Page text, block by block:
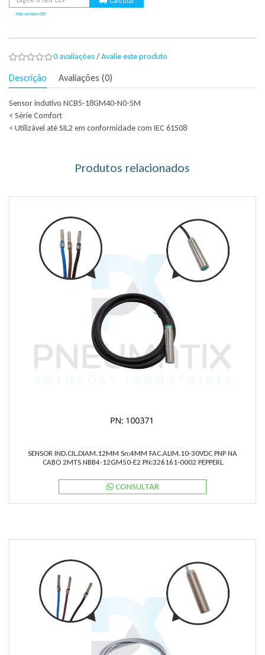
Não sei meu CEP
0 avaliações/Avalie este produto
Descrição Avaliações (0)
Sensor indutivo NCB5-18GM40-N0-5M
< Série Comfort
< Utilizável até SIL2 em conformidade com IEC 61508
Produtos relacionados
SENSOR IND.CIL.DIAM.12MM Sn:4MM FAC.ALIM.10-30VDC PNP NA
CABO 2MTS NBB4-12GM50-E2 PN:326161-0002 PEPPERL
CONSULTAR